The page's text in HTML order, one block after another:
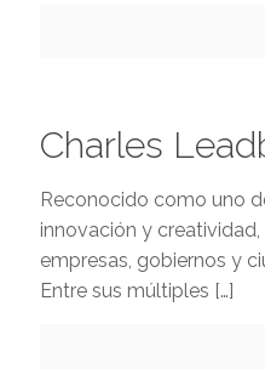
Charles
Reconocido como uno
innovación y
empresas, gobiernos y
Entre sus múltiples […]